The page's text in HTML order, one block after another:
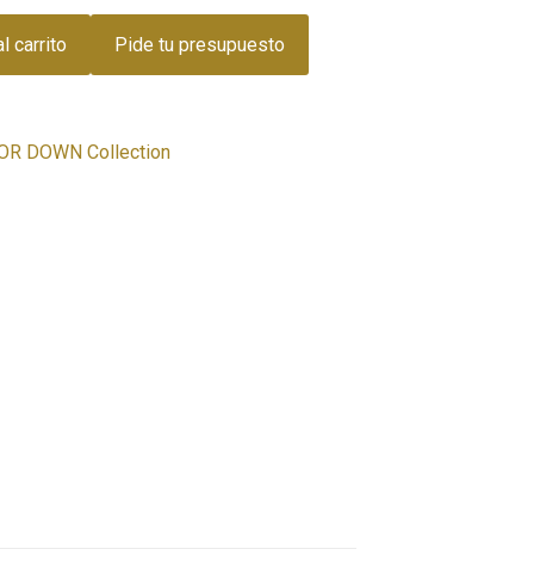
carrito Pide tu presupuesto
DOWN Collection